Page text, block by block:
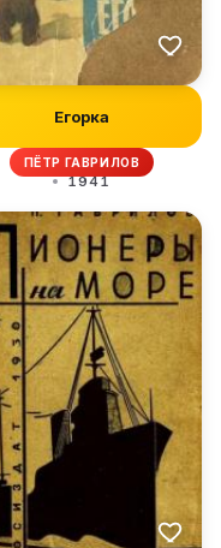
Егорка
ПЁТР ГАВРИЛОВ
1941